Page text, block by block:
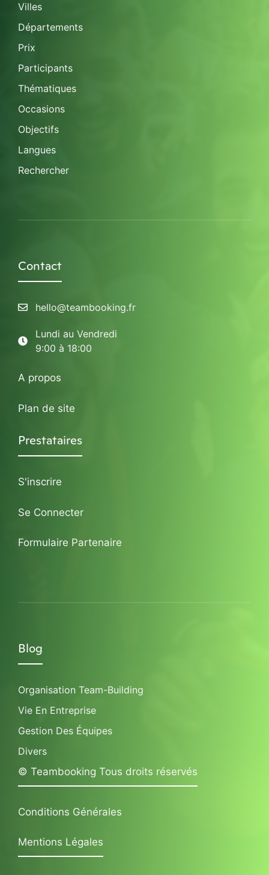
Villes
Départements
Prix
Participants
Thématiques
Occasions
Objectifs
Langues
Rechercher
Contact
hello@teambooking.fr
Lundi au Vendredi
9:00 à 18:00
A propos
Plan de site
Prestataires
S'inscrire
Se Connecter
Formulaire Partenaire
Blog
Organisation Team-Building
Vie En Entreprise
Gestion Des Équipes
Divers
© Teambooking Tous droits réservés
Conditions Générales
Mentions Légales